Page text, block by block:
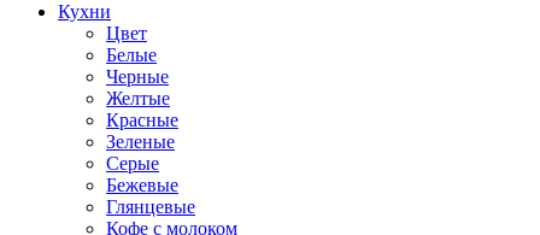
Кухни
Цвет
Белые
Черные
Желтые
Красные
Зеленые
Серые
Бежевые
Глянцевые
Кофе с молоком